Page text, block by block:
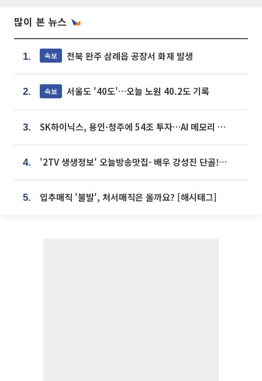
많이 본 뉴스
1. 속보 전북 완주 삼례읍 공장서 화재 발생
2. 속보 서울도 '40도'…오늘 노원 40.2도 기록
3. SK하이닉스, 용인·청주에 54조 투자…AI 메모리 생산기지 키운다
4. '2TV 생생정보' 오늘방송맛집- 배우 강성진 단골! 쌀국수ㆍ푸팟퐁 커리 맛집 '블○○○'
5. 입추매직 '불발', 처서매직은 올까요? [해시태그]